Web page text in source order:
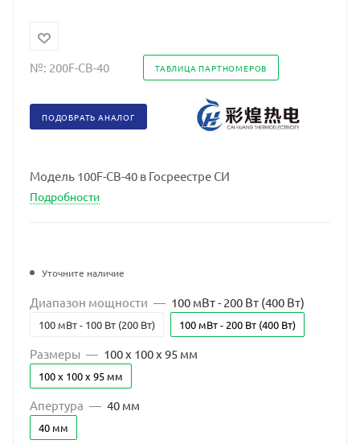
№: 200F-CB-40 ТАБЛИЦА ПАРТНОМЕРОВ
ПОДОБРАТЬ АНАЛОГ
Модель 100F-CB-40 в Госреестре СИ
Подробности
Уточните наличие
Диапазон мощности — 100 мВт - 200 Вт (400 Вт)
100 мВт - 100 Вт (200 Вт) 100 мВт - 200 Вт (400 Вт)
Размеры — 100 x 100 x 95 мм
100 x 100 x 95 мм
Апертура — 40 мм
40 мм